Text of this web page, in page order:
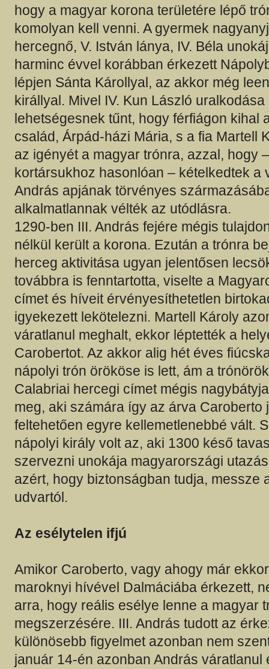
hogy a magyar korona területére lépő
komolyan kell venni. A gyermek
hercegnő, V. István lánya, IV. Béla
harminc évvel korábban érkezett
lépjen Sánta Károllyal, az akkor még
királlyal. Mivel IV. Kun László
lehetségesnek tűnt, hogy férfiágon kihal
család, Árpád-házi Mária, s a fia Martell
az igényét a magyar trónra, azzal, hogy
kortársukhoz hasonlóan – kételkedtek a
András apjának törvényes
alkalmatlannak vélték az utódlásra.
1290-ben III. András fejére mégis
nélkül került a korona. Ezután a trónra
herceg aktivitása ugyan jelentősen
továbbra is fenntartotta, viselte a
címet és híveit érvényesíthetetlen
igyekezett lekötelezni. Martell Károly
váratlanul meghalt, ekkor léptették a
Carobertot. Az akkor alig hét éves
nápolyi trón örököse is lett, ám a
Calabriai hercegi címet mégis
meg, aki számára így az árva Caroberto
feltehetően egyre kellemetlenebbé vált.
nápolyi király volt az, aki 1300 késő
szervezni unokája magyarországi
azért, hogy biztonságban tudja, messze
udvartól.
Az esélytelen ifjú
Amikor Caroberto, vagy ahogy már
maroknyi hívével Dalmáciába érkezett,
arra, hogy reális esélye lenne a magyar
megszerzésére. III. András tudott az
különösebb figyelmet azonban nem
január 14-én azonban András váratlanul